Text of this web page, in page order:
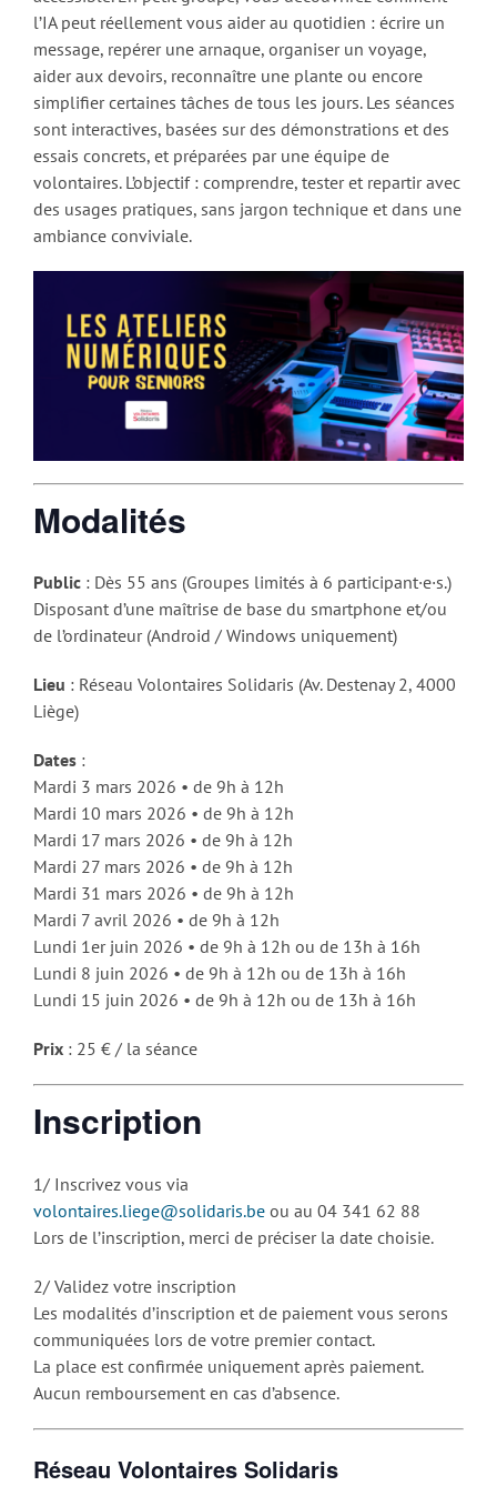
l’IA peut réellement vous aider au quotidien : écrire un
message, repérer une arnaque, organiser un voyage,
aider aux devoirs, reconnaître une plante ou encore
simplifier certaines tâches de tous les jours. Les séances
sont interactives, basées sur des démonstrations et des
essais concrets, et préparées par une équipe de
volontaires. L’objectif : comprendre, tester et repartir avec
des usages pratiques, sans jargon technique et dans une
ambiance conviviale.
Modalités
Public : Dès 55 ans (Groupes limités à 6 participant·e·s.)
Disposant d’une maîtrise de base du smartphone et/ou
de l’ordinateur (Android / Windows uniquement)
Lieu : Réseau Volontaires Solidaris (Av. Destenay 2, 4000
Liège)
Dates :
Mardi 3 mars 2026 • de 9h à 12h
Mardi 10 mars 2026 • de 9h à 12h
Mardi 17 mars 2026 • de 9h à 12h
Mardi 27 mars 2026 • de 9h à 12h
Mardi 31 mars 2026 • de 9h à 12h
Mardi 7 avril 2026 • de 9h à 12h
Lundi 1er juin 2026 • de 9h à 12h ou de 13h à 16h
Lundi 8 juin 2026 • de 9h à 12h ou de 13h à 16h
Lundi 15 juin 2026 • de 9h à 12h ou de 13h à 16h
Prix : 25 € / la séance
Inscription
1/ Inscrivez vous via
volontaires.liege@solidaris.be ou au 04 341 62 88
Lors de l’inscription, merci de préciser la date choisie.
2/ Validez votre inscription
Les modalités d’inscription et de paiement vous serons
communiquées lors de votre premier contact.
La place est confirmée uniquement après paiement.
Aucun remboursement en cas d’absence.
Réseau Volontaires Solidaris